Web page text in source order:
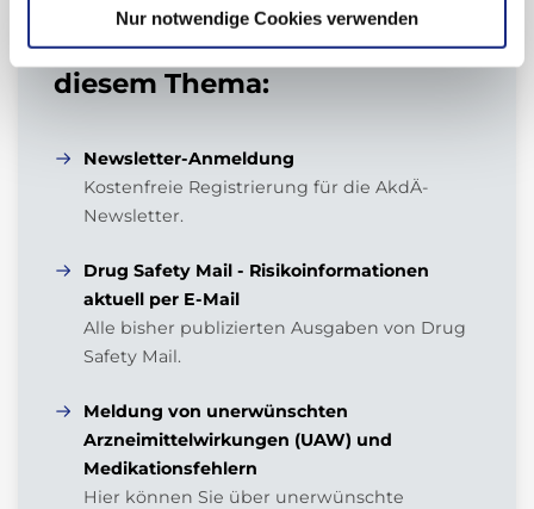
Nur notwendige Cookies verwenden
Verwandte Dokumente zu
diesem Thema:
Newsletter-Anmeldung
Kostenfreie Registrierung für die AkdÄ-
Newsletter.
Drug Safety Mail - Risikoinformationen
aktuell per E-Mail
Alle bisher publizierten Ausgaben von Drug
Safety Mail.
Meldung von unerwünschten
Arzneimittelwirkungen (UAW) und
Medikationsfehlern
Hier können Sie über unerwünschte